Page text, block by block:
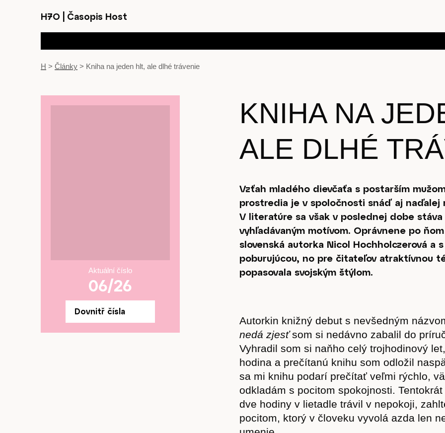
H7O Časopis Host
H > Články > Kniha na jeden hlt, ale dlhé trávenie
Aktuální číslo
06/26
Dovnitř čísla
KNIHA NA
ALE DLHÉ
Vzťah mladého dievčaťa s postarším
prostredia je v spoločnosti snáď aj naďalej
V literatúre sa však v poslednej dobe
vyhľadávaným motívom. Oprávnene po
slovenská autorka Nicol Hochholczerová a
poburujúcou, no pre čitateľov atraktívnou
popasovala svojským štýlom.
Autorkin knižný debut s nevšedným
nedá zjesťsom si nedávno zabalil do
Vyhradil som si naňho celý trojhodinový
hodina a prečítanú knihu som odložil
sa mi knihu podarí prečítať veľmi rýchlo,
odkladám s pocitom spokojnosti.
dve hodiny v lietadle trávil v nepokoji,
pocitom, ktorý v človeku vyvolá azda len